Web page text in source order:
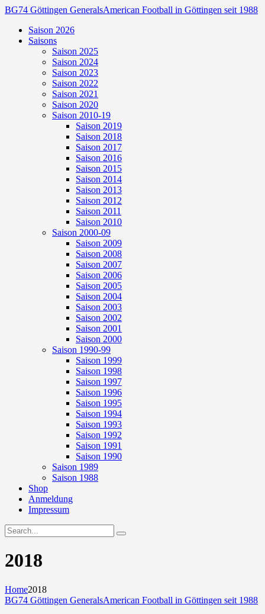
BG74 Göttingen GeneralsAmerican Football in Göttingen seit 1988
Saison 2026
Saisons
Saison 2025
Saison 2024
Saison 2023
Saison 2022
Saison 2021
Saison 2020
Saison 2010-19
Saison 2019
Saison 2018
Saison 2017
Saison 2016
Saison 2015
Saison 2014
Saison 2013
Saison 2012
Saison 2011
Saison 2010
Saison 2000-09
Saison 2009
Saison 2008
Saison 2007
Saison 2006
Saison 2005
Saison 2004
Saison 2003
Saison 2002
Saison 2001
Saison 2000
Saison 1990-99
Saison 1999
Saison 1998
Saison 1997
Saison 1996
Saison 1995
Saison 1994
Saison 1993
Saison 1992
Saison 1991
Saison 1990
Saison 1989
Saison 1988
Shop
Anmeldung
Impressum
2018
Home2018
BG74 Göttingen GeneralsAmerican Football in Göttingen seit 1988